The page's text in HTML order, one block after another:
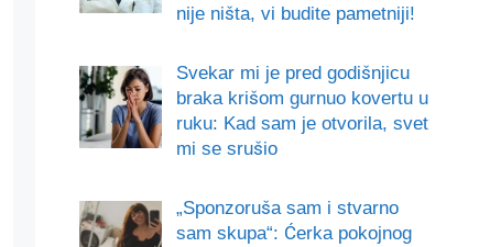
nije ništa, vi budite pametniji!
Svekar mi je pred godišnjicu
braka krišom gurnuo kovertu u
ruku: Kad sam je otvorila, svet
mi se srušio
„Sponzoruša sam i stvarno
sam skupa“: Ćerka pokojnog